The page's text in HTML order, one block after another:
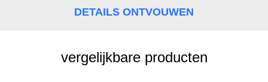
PRIVACYBELEID
DETAILS ONTVOUWEN
vergelijkbare producten